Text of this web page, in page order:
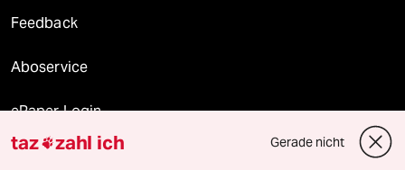
Feedback
Aboservice
ePaper Login
Downloads für Abonnierende
taz zahl ich Gerade nicht